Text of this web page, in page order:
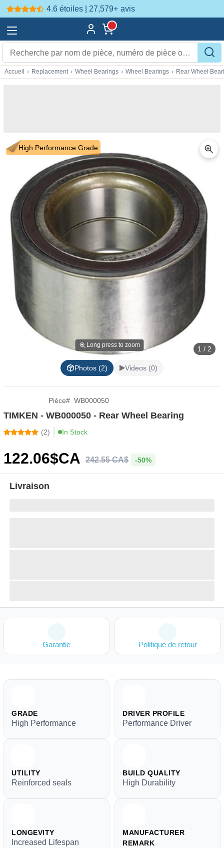
4.6 étoiles | 27,579+ avis
Accueil › Replacement › Wheel Bearings › Wheel Bearings › Rear Wheel
High Performance Grade
Long press to zoom 1 / 2
Photos (2) Videos (0)
Pièce# WB000050
TIMKEN - WB000050 - Rear Wheel Bearing
(2) In Stock
122.06$CA 242.55CA$ -50%
Livraison
Garantie Politique de retour
GRADE
High Performance
DRIVER PROFILE
Performance Driver
UTILITY
Reinforced seals
BUILD QUALITY
High Durability
LONGEVITY
Increased Lifespan
MANUFACTURER
REMARK